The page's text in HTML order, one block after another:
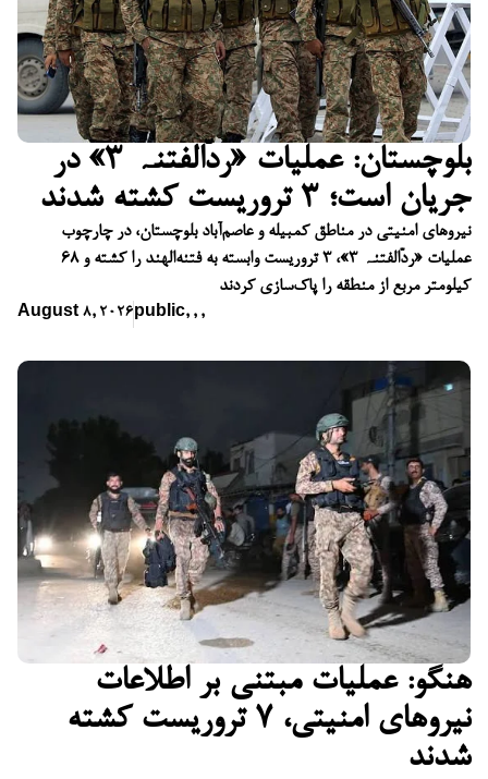
بلوچستان: عملیات «ردّالفتنہ ۳» در
جریان است؛ ۳ تروریست کشته شدند
نیروهای امنیتی در مناطق کمبیله و عاصم‌آباد بلوچستان، در چارچوب
عملیات «ردّالفتنہ ۳»، ۳ تروریست وابسته به فتنه‌الهند را کشته و ۶۸
کیلومتر مربع از منطقه را پاک‌سازی کردند
August 8, 2026 public, , ,
هنگو: عملیات مبتنی بر اطلاعات
نیروهای امنیتی، ۷ تروریست کشته
شدند